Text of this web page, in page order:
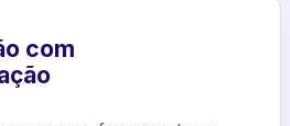
com